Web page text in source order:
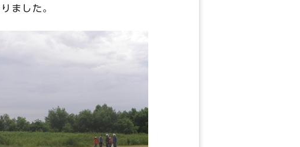
ました。